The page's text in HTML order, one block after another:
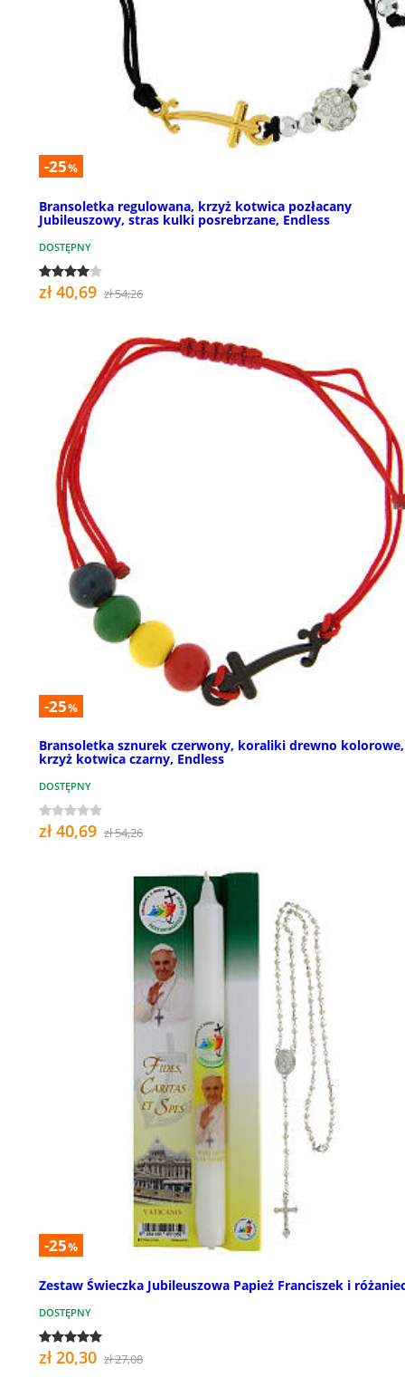
-25%
Bransoletka regulowana, krzyż kotwica pozłacany
Jubileuszowy, stras kulki posrebrzane, Endless
DOSTĘPNY
zł 40,69 zł 54,26
-25%
Bransoletka sznurek czerwony, koraliki drewno kolorowe,
krzyż kotwica czarny, Endless
DOSTĘPNY
zł 40,69 zł 54,26
-25%
Zestaw Świeczka Jubileuszowa Papież Franciszek i
DOSTĘPNY
zł 20,30 zł 27,08